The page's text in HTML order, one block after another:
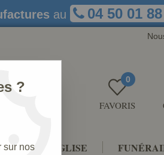
au 04 50 01
0
FAVORIS
D'ÉGLISE
?
sur nos